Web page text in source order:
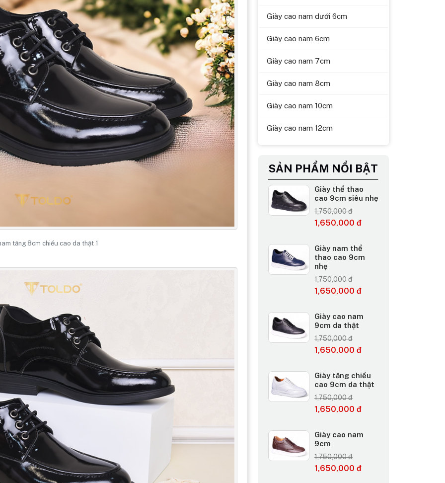
tăng 8cm chiều cao da thật 1
Giày cao nam dưới 6cm
Giày cao nam 6cm
Giày cao nam 7cm
Giày cao nam 8cm
Giày cao nam 10cm
Giày cao nam 12cm
SẢN PHẨM NỔI BẬT
Giày thể thao
cao 9cm siêu nhẹ
1,750,000 đ
1,650,000 đ
Giày nam thể
thao cao 9cm
nhẹ
1,750,000 đ
1,650,000 đ
Giày cao nam
9cm da thật
1,750,000 đ
1,650,000 đ
Giày tăng chiều
cao 9cm da thật
1,750,000 đ
1,650,000 đ
Giày cao nam
9cm
1,750,000 đ
1,650,000 đ